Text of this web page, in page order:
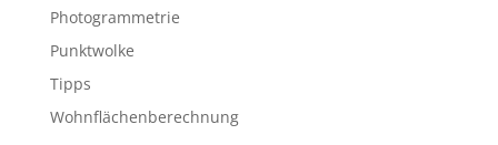
Photogrammetrie
Punktwolke
Tipps
Wohnflächenberechnung